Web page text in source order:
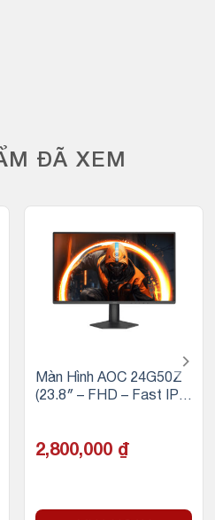
ĐÃ XEM
Màn Hình AOC 24G50Z
(23.8″ – FHD – Fast IPS
2,800,000 ₫